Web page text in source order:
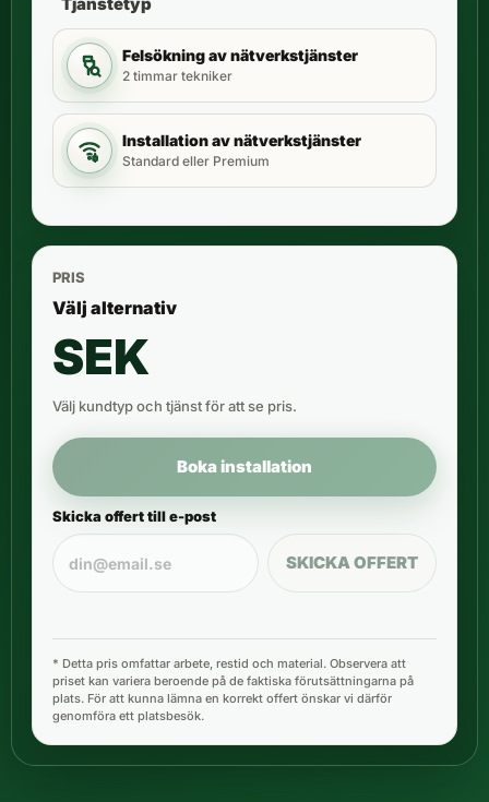
Felsökning av nätverkstjänster
2 timmar tekniker
Installation av nätverkstjänster
Standard eller Premium
PRIS
Välj alternativ
SEK
Välj kundtyp och tjänst för att se pris.
Boka installation
Skicka offert till e-post
SKICKA OFFERT
* Detta pris omfattar arbete, restid och material. Observera att
priset kan variera beroende på de faktiska förutsättningarna på
plats. För att kunna lämna en korrekt offert önskar vi därför
genomföra ett platsbesök.